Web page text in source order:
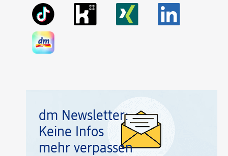
dm Newsletter:
Keine Infos
mehr verpassen